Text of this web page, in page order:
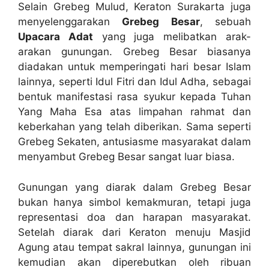
Selain Grebeg Mulud, Keraton Surakarta juga
menyelenggarakan Grebeg Besar, sebuah
Upacara Adat yang juga melibatkan arak-
arakan gunungan. Grebeg Besar biasanya
diadakan untuk memperingati hari besar Islam
lainnya, seperti Idul Fitri dan Idul Adha, sebagai
bentuk manifestasi rasa syukur kepada Tuhan
Yang Maha Esa atas limpahan rahmat dan
keberkahan yang telah diberikan. Sama seperti
Grebeg Sekaten, antusiasme masyarakat dalam
menyambut Grebeg Besar sangat luar biasa.
Gunungan yang diarak dalam Grebeg Besar
bukan hanya simbol kemakmuran, tetapi juga
representasi doa dan harapan masyarakat.
Setelah diarak dari Keraton menuju Masjid
Agung atau tempat sakral lainnya, gunungan ini
kemudian akan diperebutkan oleh ribuan